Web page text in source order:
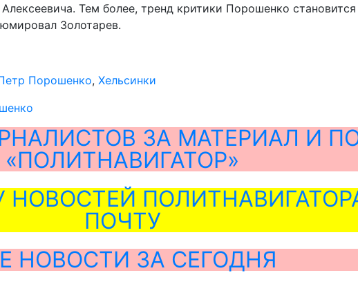
Тем более, тренд критики Порошенко
Золотарев.
Порошенко, Хельсинки
ЗА МАТЕРИАЛ И
«ПОЛИТНАВИГАТОР»
ПОЧТУ
НОВОСТИ ЗА СЕГОДНЯ